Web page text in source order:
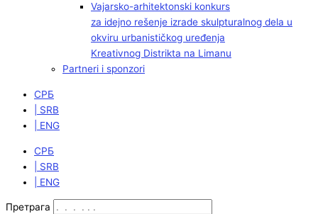
Vajarsko-arhitektonski konkurs
za idejno rešenje izrade skulpturalnog dela u
okviru urbanističkog uređenja
Kreativnog Distrikta na Limanu
Partneri i sponzori
СРБ
| SRB
| ENG
СРБ
| SRB
| ENG
Претрага